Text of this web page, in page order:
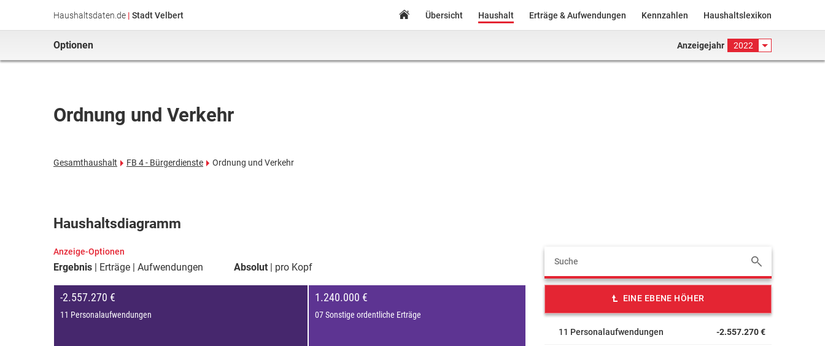
Haushaltsdaten.de | Stadt Velbert Übersicht Haushalt Erträge & Aufwendungen Kennzahlen Haushaltslexikon
Optionen Anzeigejahr 2022
Ordnung und Verkehr
Gesamthaushalt FB 4 - Bürgerdienste Ordnung und Verkehr
Haushaltsdiagramm
Anzeige-Optionen
Ergebnis Erträge Aufwendungen Absolut pro Kopf
-2.557.270 €
11 Personalaufwendungen
1.240.000 €
07 Sonstige ordentliche Erträge
EINE EBENE HÖHER
11 Personalaufwendungen -2.557.270 €